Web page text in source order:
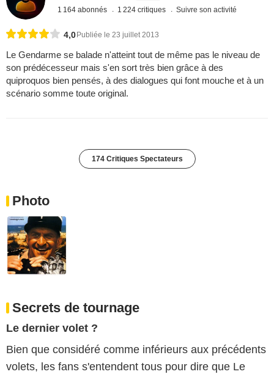
1 164 abonnés 1 224 critiques Suivre son activité
4,0 Publiée le 23 juillet 2013
Le Gendarme se balade n'atteint tout de même pas le niveau de
son prédécesseur mais s'en sort très bien grâce à des
quiproquos bien pensés, à des dialogues qui font mouche et à un
scénario somme toute original.
174 Critiques Spectateurs
Photo
Secrets de tournage
Le dernier volet ?
Bien que considéré comme inférieurs aux précédents
volets, les fans s'entendent tous pour dire que Le